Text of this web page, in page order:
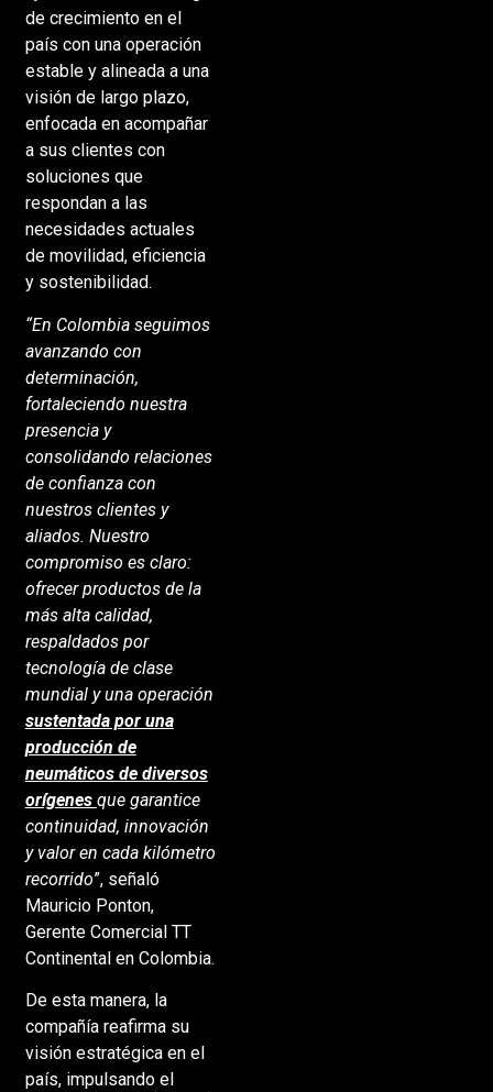
de crecimiento en el
país con una operación
estable y alineada a una
visión de largo plazo,
enfocada en acompañar
a sus clientes con
soluciones que
respondan a las
necesidades actuales
de movilidad, eficiencia
y sostenibilidad.
“En Colombia seguimos
avanzando con
determinación,
fortaleciendo nuestra
presencia y
consolidando relaciones
de confianza con
nuestros clientes y
aliados. Nuestro
compromiso es claro:
ofrecer productos de la
más alta calidad,
respaldados por
tecnología de clase
mundial y una operación
sustentada por una
producción de
neumáticos de diversos
orígenes que garantice
continuidad, innovación
y valor en cada kilómetro
recorrido”, señaló
Mauricio Ponton,
Gerente Comercial TT
Continental en Colombia.
De esta manera, la
compañía reafirma su
visión estratégica en el
país, impulsando el